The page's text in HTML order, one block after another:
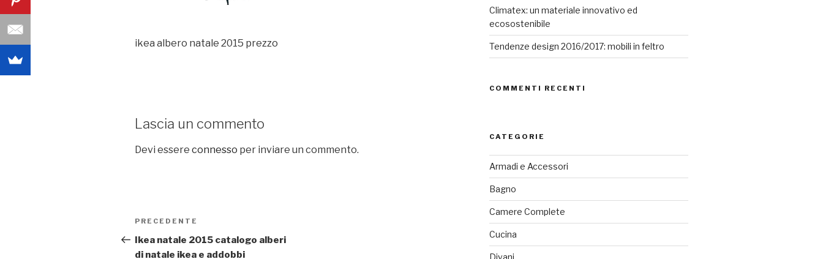
ikea albero natale 2015 prezzo
Lascia un commento
Devi essere connesso per inviare un commento.
Navigazione
articoli
Articolo
precedente:
PRECEDENTE
Ikea natale 2015 catalogo alberi
di natale ikea e addobbi
Climatex: un materiale innovativo ed
ecosostenibile
Tendenze design 2016/2017: mobili in feltro
COMMENTI RECENTI
CATEGORIE
Armadi e Accessori
Bagno
Camere Complete
Cucina